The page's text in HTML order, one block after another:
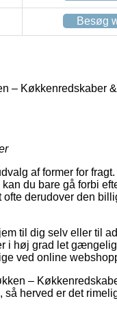
Besøg
– Køkkenredskaber
af former for
du bare gå forbi
derudover den
til dig selv eller til
i høj grad let
ved online
–
herved er det